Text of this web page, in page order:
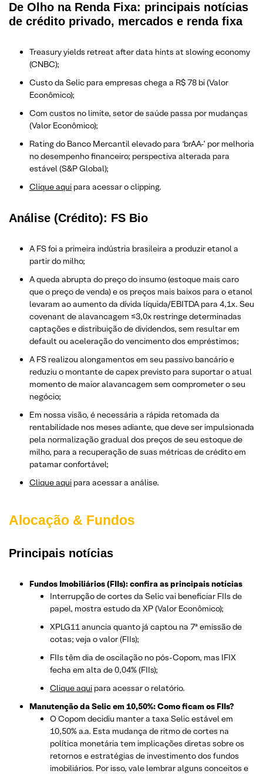
De Olho na Renda Fixa: principais notícias
de crédito privado, mercados e renda fixa
Treasury yields retreat after data hints at slowing economy
(CNBC);
Custo da Selic para empresas chega a R$ 78 bi (Valor
Econômico);
Com custos no limite, setor de saúde passa por mudanças
(Valor Econômico);
Rating do Banco Mercantil elevado para ‘brAA-’ por melhoria
no desempenho financeiro; perspectiva alterada para
estável (S&P Global);
Clique aqui para acessar o clipping.
Análise (Crédito): FS Bio
A FS foi a primeira indústria brasileira a produzir etanol a
partir do milho;
A queda abrupta do preço do insumo (estoque mais caro
que o preço de venda) e os preços mais baixos para o etanol
levaram ao aumento da dívida líquida/EBITDA para 4,1x. Seu
covenant de alavancagem ≤3,0x restringe determinadas
captações e distribuição de dividendos, sem resultar em
default ou aceleração do vencimento dos empréstimos;
A FS realizou alongamentos em seu passivo bancário e
reduziu o montante de capex previsto para suportar o atual
momento de maior alavancagem sem comprometer o seu
negócio;
Em nossa visão, é necessária a rápida retomada da
rentabilidade nos meses adiante, que deve ser impulsionada
pela normalização gradual dos preços de seu estoque de
milho, para a recuperação de suas métricas de crédito em
patamar confortável;
Clique aqui para acessar a análise.
Alocação & Fundos
Principais notícias
Fundos Imobiliários (FIIs): confira as principais notícias
Interrupção de cortes da Selic vai beneficiar FIIs de
papel, mostra estudo da XP (Valor Econômico);
XPLG11 anuncia quanto já captou na 7ª emissão de
cotas; veja o valor (FIIs);
FIIs têm dia de oscilação no pós-Copom, mas IFIX
fecha em alta de 0,04% (FIIs);
Clique aqui para acessar o relatório.
Manutenção da Selic em 10,50%: Como ficam os FIIs?
O Copom decidiu manter a taxa Selic estável em
10,50% a.a. Esta mudança de ritmo de cortes na
política monetária tem implicações diretas sobre os
retornos e estratégias de investimento dos fundos
imobiliários. Por isso, vale lembrar alguns conceitos e